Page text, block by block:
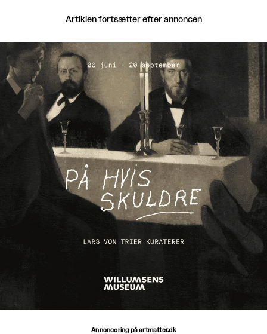
Artiklen fortsætter efter annoncen
Annoncering på artmatter.dk